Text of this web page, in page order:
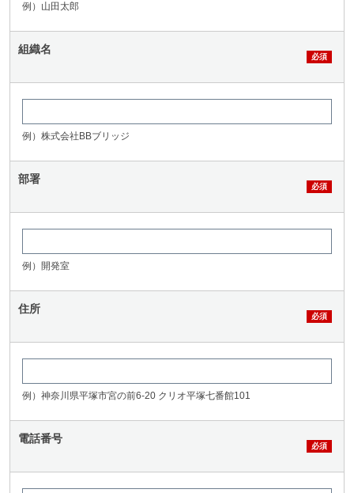
例）山田太郎
組織名
例）株式会社BBブリッジ
部署
例）開発室
住所
例）神奈川県平塚市宮の前6-20 クリオ平塚七番館101
電話番号